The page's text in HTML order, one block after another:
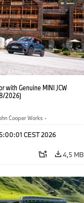
with Genuine MINI JCW
2026)
Cooper Works ·
αξεσουάρ
CEST 2026
4,5 MB